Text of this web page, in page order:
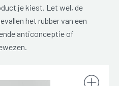
je kiest. Let wel, de
het rubber van een
anticonceptie of